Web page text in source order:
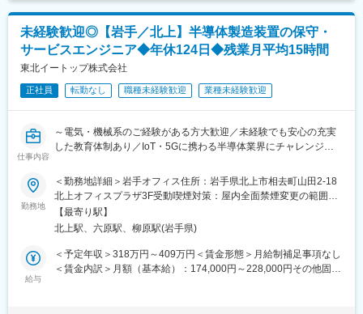
＜強み＞
マーケティングから企画、開発、設計、製造、販売までを社内で
行う一貫体制をとっています。これにより、品質管理が徹底さ
れ、プレイヤーのニーズに合わせた製品開発が可能になっていま
す。
変更の範囲：会社の定める業務
また、新規案件については自治体から連絡が来るため、飛び込み
やテレアポなどは発生しません。
■配属組織：
■働き方：
時間半程度）
多くの給食室で当社の調理機器が使用されており、世の中の
「食」を支える仕事となります。児童の健康を守る重要な社会イ
ンフラを担っております。お客様の要望に応えられる提案をし採
用されたときは大きな喜びになります
■入社後：
入社後は先輩社員が付き、OJTにて業務を覚えて頂きます。
未経験歓迎◎【岩手／北上】半導体製造装置の保守・
サービスエンジニア◆年休124日◆残業月平均15時間
東北イートップ株式会社
正社員 転勤なし 職種未経験歓迎 業種未経験歓迎
仕事内容
～電気・機械系のご経験がある方大歓迎／未経験でも安心の充実
した教育体制あり／IoT・5Gに携わる半導体業界にチャレンジ／
族手当など福利厚生も充実～
■業務内容：
国内大手の半導体製造装置メーカーと提携し、東北エリアを中心
に装置の修理、調整、保守、移設、新規立ち上げなどを行ってい
る当社にて、半導体製造装置の保守・サービスエンジニアをお任
せします。
勤務地
＜勤務地詳細＞岩手オフィス住所：岩手県北上市相去町山田2-18
北上オフィスプラザ3F受動喫煙対策：屋内全面禁煙変更の範囲：
会社の定める事業所
【最寄り駅】
北上駅、六原駅、柳原駅(岩手県)
給与
＜予定年収＞318万円～409万円＜賃金形態＞月給制補足事項なし
＜賃金内訳＞月額（基本給）：174,000円～228,000円その他固定